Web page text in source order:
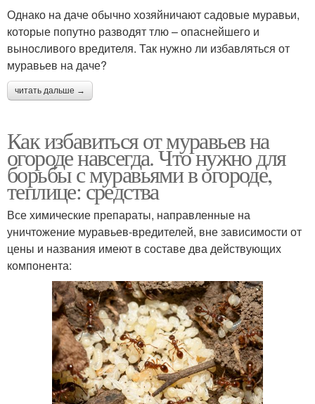
Однако на даче обычно хозяйничают садовые муравьи,
которые попутно разводят тлю – опаснейшего и
выносливого вредителя. Так нужно ли избавляться от
муравьев на даче?
читать дальше →
Как избавиться от муравьев на
огороде навсегда. Что нужно для
борьбы с муравьями в огороде,
теплице: средства
Все химические препараты, направленные на
уничтожение муравьев-вредителей, вне зависимости от
цены и названия имеют в составе два действующих
компонента: